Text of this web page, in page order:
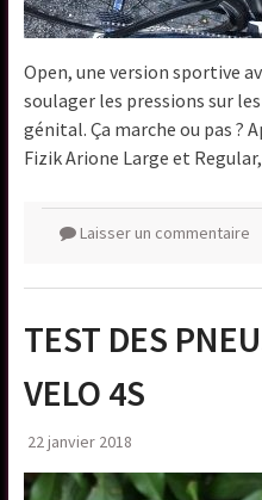
Open, une version sportive
soulager les pressions sur
génital. Ça marche ou pas ?
Fizik Arione Large et
Laisser un commentaire
TEST DES
VELO 4S
22 janvier 2018